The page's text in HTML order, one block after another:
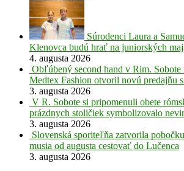
Súrodenci Laura a
Klenovca budú hrať na juniorských
4. augusta 2026
Obľúbený second hand v Rim. Sobote
Medtex Fashion otvoril novú predajňu
3. augusta 2026
V R. Sobote si pripomenuli obete
prázdnych stoličiek symbolizovalo
3. augusta 2026
Slovenská sporiteľňa zatvorila
musia od augusta cestovať do Lučenca
3. augusta 2026